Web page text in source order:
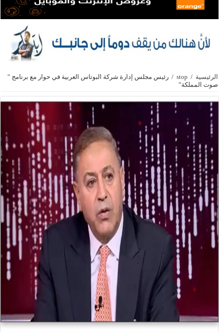
الرئيسية /
stop
/ رئيس مجلس إدارة شركة البوتاس العربية في حوار مع برنامج ”
صوت المملكة”